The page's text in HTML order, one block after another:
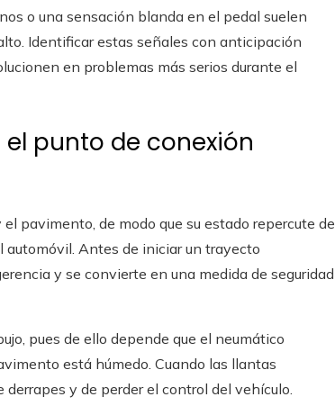
o una sensación blanda en el pedal suelen
Identificar estas señales con anticipación
en problemas más serios durante el
punto de conexión
pavimento, de modo que su estado repercute de
Antes de iniciar un trayecto
y se convierte en una medida de seguridad
pues de ello depende que el neumático
está húmedo. Cuando las llantas
y de perder el control del vehículo.